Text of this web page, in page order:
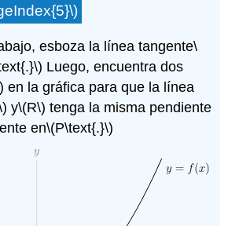
esboza la línea tangente\
Luego, encuentra dos
en la gráfica para que la línea
y\(R\) tenga la misma pendiente
en\(P\text{.}\)